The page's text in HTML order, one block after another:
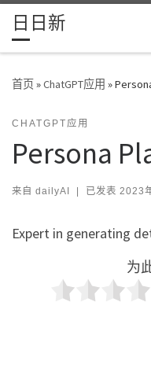
Skip to content
日日新
首页»ChatGPT应用 »
CHATGPT应用
Persona
来自 dailyAI | 已发表 2023
Expert in generating
为